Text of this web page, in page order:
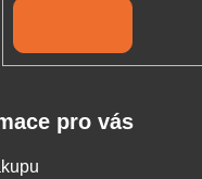
pro vás